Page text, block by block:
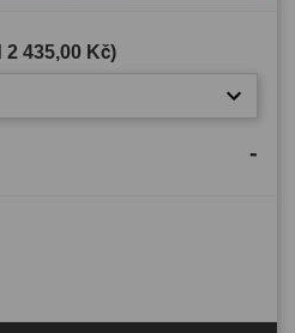
2 435,00 Kč)
-